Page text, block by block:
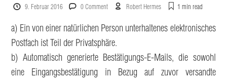
9. Februar 2016 0 Comment Robert Hermes 1 min read
a) Ein von einer natürlichen Person unterhaltenes elektronisches
Postfach ist Teil der Privatsphäre.
b) Automatisch generierte Bestätigungs-E-Mails, die sowohl
eine Eingangsbestätigung in Bezug auf zuvor versandte